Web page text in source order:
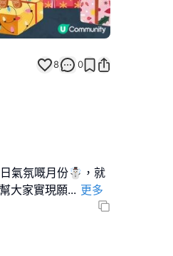
8 0
氣氛嘅月份☃，就
大家實現願... 更多